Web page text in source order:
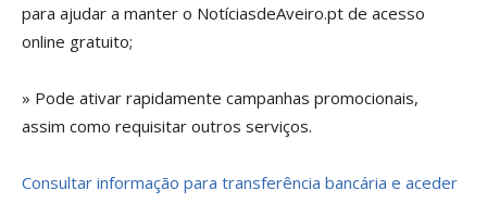
para ajudar a manter o NotíciasdeAveiro.pt de acesso
online gratuito;
» Pode ativar rapidamente campanhas promocionais,
assim como requisitar outros serviços.
Consultar informação para transferência bancária e aceder